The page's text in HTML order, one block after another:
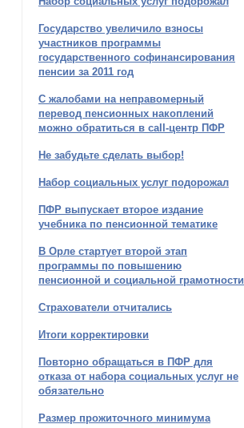
Государство увеличило взносы
участников программы
государственного софинансирования
пенсии за 2011 год
С жалобами на неправомерный
перевод пенсионных накоплений
можно обратиться в call-центр ПФР
Не забудьте сделать выбор!
Набор социальных услуг подорожал
ПФР выпускает второе издание
учебника по пенсионной тематике
В Орле стартует второй этап
программы по повышению
пенсионной и социальной грамотности
Страхователи отчитались
Итоги корректировки
Повторно обращаться в ПФР для
отказа от набора социальных услуг не
обязательно
Размер прожиточного минимума